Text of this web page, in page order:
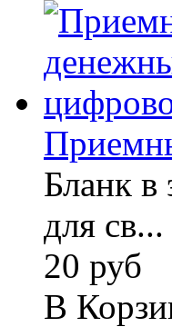
Бланк в
для св...
20 руб
В